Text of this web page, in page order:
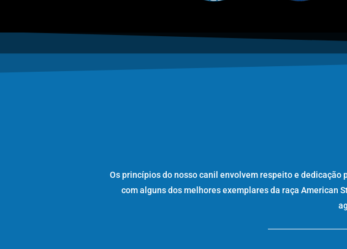
Os princípios do nosso canil envolvem respeito e
com alguns dos melhores exemplares da raça American